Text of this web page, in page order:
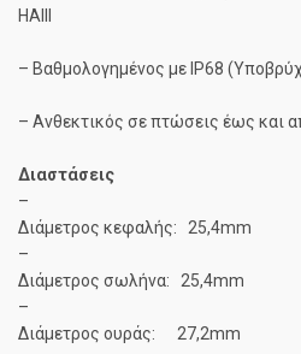
HAIII
– Βαθμολογημένος με IP68
– Ανθεκτικός σε πτώσεις έως και
Διαστάσεις
–
Διάμετρος κεφαλής: 25,4mm
–
Διάμετρος σωλήνα: 25,4mm
–
Διάμετρος ουράς: 27,2mm